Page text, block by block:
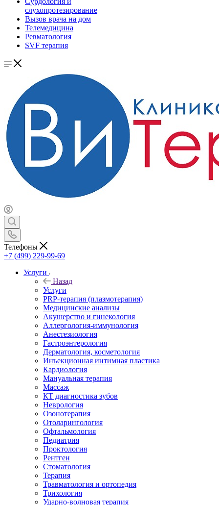
слухопротезирование
Вызов врача на дом
Телемедицина
Ревматология
SVF терапия
Телефоны
+7 (499) 229-99-69
Услуги
Назад
Услуги
PRP-терапия (плазмотерапия)
Медицинские анализы
Акушерство и гинекология
Аллергология-иммунология
Анестезиология
Гастроэнтерология
Дерматология, косметология
Инъекционная интимная пластика
Кардиология
Мануальная терапия
Массаж
КТ диагностика зубов
Неврология
Озонотерапия
Отоларингология
Офтальмология
Педиатрия
Проктология
Рентген
Стоматология
Терапия
Травматология и ортопедия
Трихология
Ударно-волновая терапия